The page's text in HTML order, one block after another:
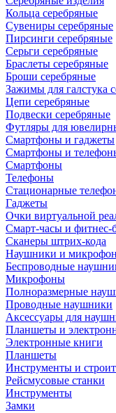
Кольца серебряные
Сувениры серебряные
Пирсинги серебряные
Серьги серебряные
Браслеты серебряные
Броши серебряные
Зажимы для галстука
Цепи серебряные
Подвески серебряные
Футляры для
Смартфоны и гаджеты
Смартфоны и
Смартфоны
Телефоны
Стационарные
Гаджеты
Очки виртуальной
Смарт-часы и фитнес-
Сканеры штрих-кода
Наушники и
Беспроводные
Микрофоны
Полноразмерные
Проводные наушники
Аксессуары для
Планшеты и
Электронные книги
Планшеты
Инструменты и
Рейсмусовые станки
Инструменты
Замки